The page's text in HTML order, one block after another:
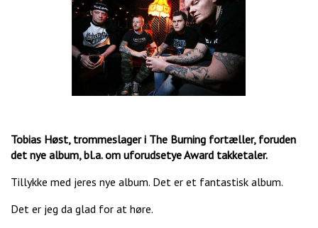
Tobias Høst, trommeslager i The Burning fortæller, foruden
det nye album, bl.a. om uforudsetye Award takketaler.
Tillykke med jeres nye album. Det er et fantastisk album.
Det er jeg da glad for at høre.